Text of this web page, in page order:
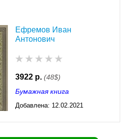
Ефремов Иван
Антонович
3922 р. (48$)
Бумажная книга
Добавлена: 12.02.2021